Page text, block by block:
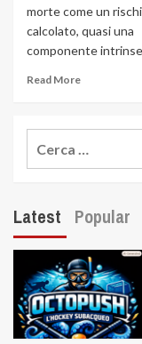
morte come un
calcolato, quasi una
componente
Read More
Latest Popular